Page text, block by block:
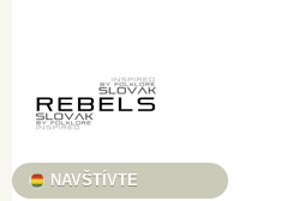
NAVŠTÍVTE